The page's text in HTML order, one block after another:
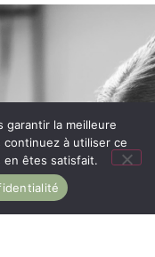
garantir la meilleure
à utiliser ce
en êtes satisfait.